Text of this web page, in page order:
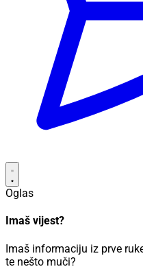
Oglas
Imaš vijest?
Imaš informaciju iz prve
te nešto muči?